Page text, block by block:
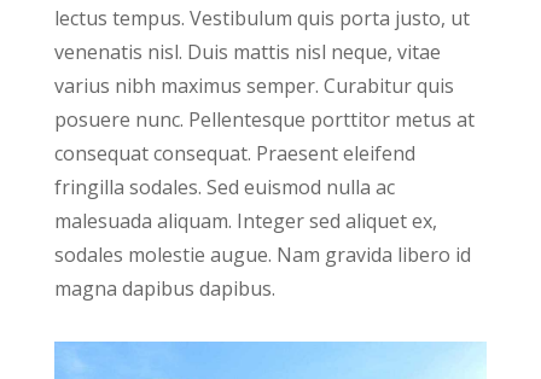
lectus tempus. Vestibulum quis porta justo, ut
venenatis nisl. Duis mattis nisl neque, vitae
varius nibh maximus semper. Curabitur quis
posuere nunc. Pellentesque porttitor metus at
consequat consequat. Praesent eleifend
fringilla sodales. Sed euismod nulla ac
malesuada aliquam. Integer sed aliquet ex,
sodales molestie augue. Nam gravida libero id
magna dapibus dapibus.